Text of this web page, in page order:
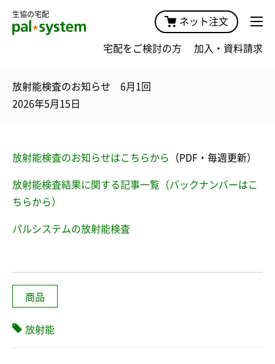
生協の宅配
ネット注文
宅配をご検討の方 加入・資料請求
放射能検査のお知らせ 6月1回
2026年5月15日
放射能検査のお知らせはこちらから （PDF・毎週更新）
放射能検査結果に関する記事一覧（バックナンバーはこ
ちらから）
パルシステムの放射能検査
商品
放射能